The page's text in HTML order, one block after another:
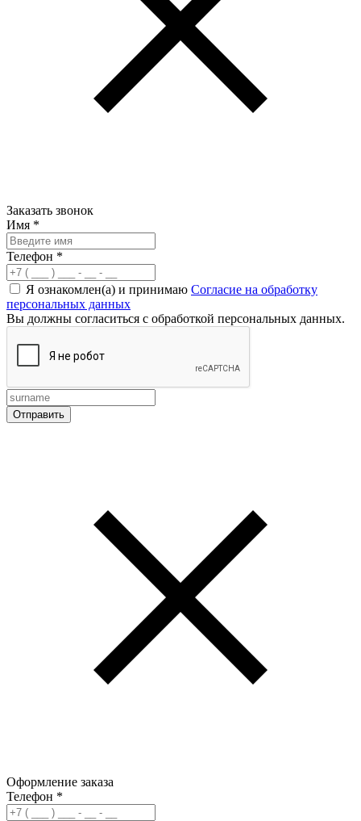
Заказать звонок
Имя *
Телефон *
Я ознакомлен(а) и принимаю Согласие на обработку
персональных данных
Вы должны согласиться с обработкой персональных данных.
Оформление заказа
Телефон *